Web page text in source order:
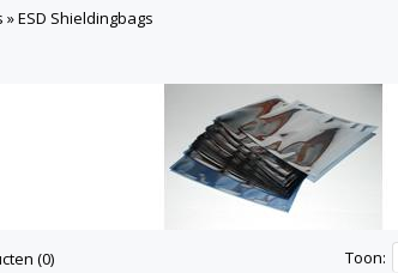
»ESD Shieldingbags
(0) Toon: